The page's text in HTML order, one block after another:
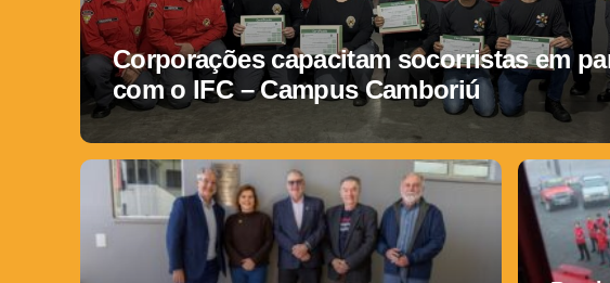
Corporações capacitam socorristas em
com o IFC – Campus Camboriú